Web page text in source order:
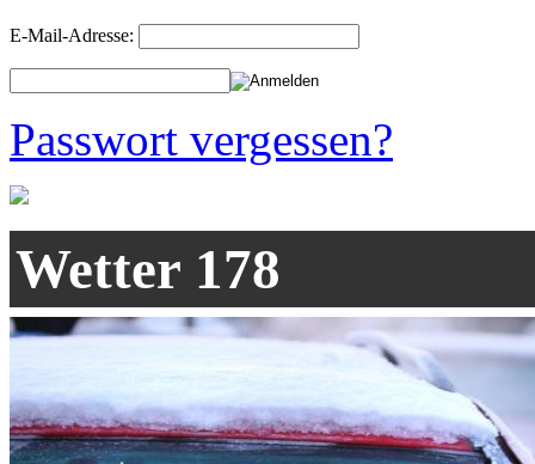
E-Mail-Adresse:
Passwort vergessen?
Wetter 178